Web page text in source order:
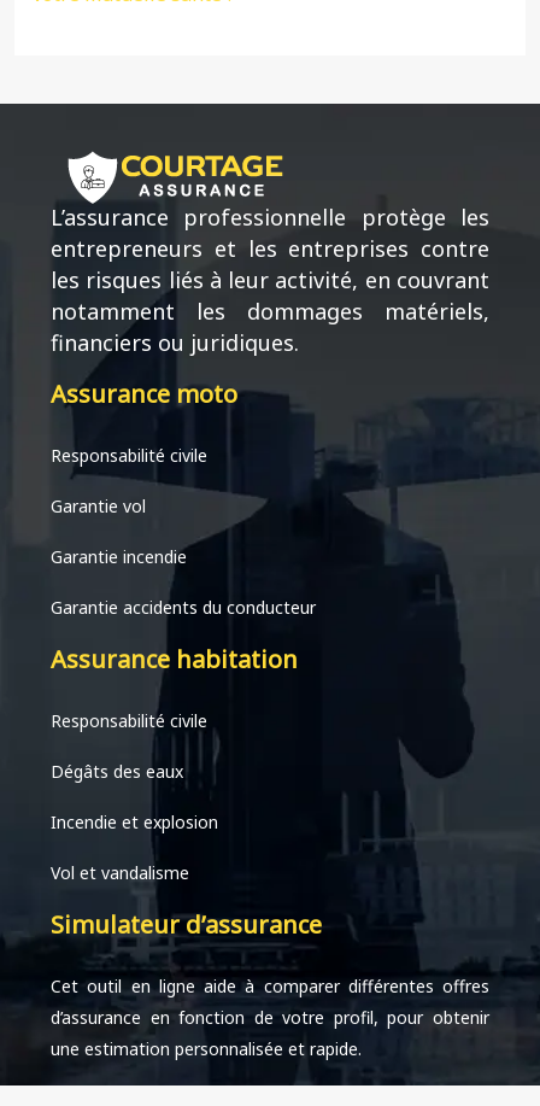
L’assurance professionnelle protège les
entrepreneurs et les entreprises contre
les risques liés à leur activité, en couvrant
notamment les dommages matériels,
financiers ou juridiques.
Assurance moto
Responsabilité civile
Garantie vol
Garantie incendie
Garantie accidents du conducteur
Assurance habitation
Responsabilité civile
Dégâts des eaux
Incendie et explosion
Vol et vandalisme
Simulateur d’assurance
Cet outil en ligne aide à comparer différentes offres
d’assurance en fonction de votre profil, pour obtenir
une estimation personnalisée et rapide.